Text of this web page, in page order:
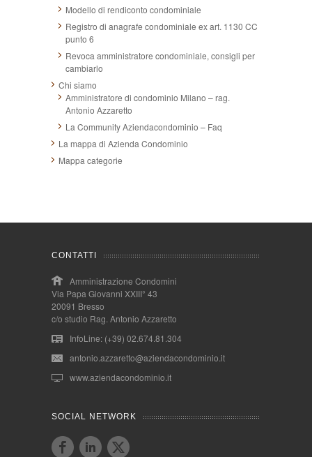
Modello di rendiconto condominiale
Registro di anagrafe condominiale ex art. 1130 CC
punto 6
Revoca amministratore condominiale, consigli per
cambiarlo
Chi siamo
Amministratore di condominio Milano – rag.
Antonio Azzaretto
La Community Aziendacondominio – Faq
La mappa di Azienda Condominio
Mappa categorie
CONTATTI
Amministrazione Condomini
Via Papa Giovanni XXIII° 43
20091 Bresso
c/o studio Rag. Antonio Azzaretto
InfoLine: (+39) 02.674.81.304
antonio.azzaretto@aziendacondominio.it
www.aziendacondominio.it
SOCIAL NETWORK